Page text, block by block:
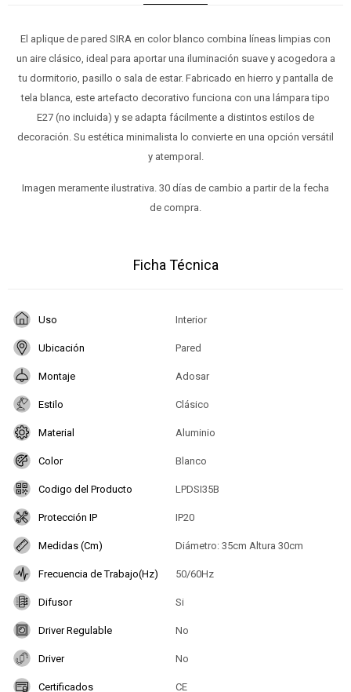
El aplique de pared SIRA en color blanco combina líneas limpias con
un aire clásico, ideal para aportar una iluminación suave y acogedora a
tu dormitorio, pasillo o sala de estar. Fabricado en hierro y pantalla de
tela blanca, este artefacto decorativo funciona con una lámpara tipo
E27 (no incluida) y se adapta fácilmente a distintos estilos de
decoración. Su estética minimalista lo convierte en una opción versátil
y atemporal.
Imagen meramente ilustrativa. 30 días de cambio a partir de la fecha
de compra.
Ficha Técnica
Uso Interior
Ubicación Pared
Montaje Adosar
Estilo Clásico
Material Aluminio
Color Blanco
Codigo del Producto LPDSI35B
Protección IP IP20
Medidas (Cm) Diámetro: 35cm Altura 30cm
Frecuencia de Trabajo(Hz) 50/60Hz
Difusor Si
Driver Regulable No
Driver No
Certificados CE